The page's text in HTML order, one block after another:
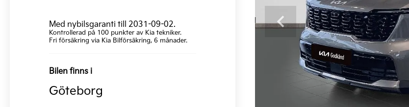
Med nybilsgaranti till 2031-09-02.
Kontrollerad på 100 punkter av Kia tekniker.
Fri försäkring via Kia Bilförsäkring, 6 månader.
Bilen finns i
Göteborg
Previous